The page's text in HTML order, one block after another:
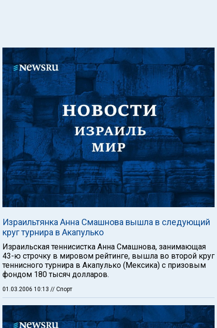
Израильтянка Анна Смашнова вышла в следующий
круг турнира в Акапулько
Израильская теннисистка Анна Смашнова, занимающая
43-ю строчку в мировом рейтинге, вышла во второй круг
теннисного турнира в Акапулько (Мексика) с призовым
фондом 180 тысяч долларов.
01.03.2006 10:13 // Спорт